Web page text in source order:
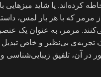
کرده‌اند. یا شاید
که با هر بار لمس،
مرمر، به عنوان یک عنصر
تجربه‌ی بی‌نظیر و خاص تبدیل
در آن، تلفیق زیبایی‌شناسی و